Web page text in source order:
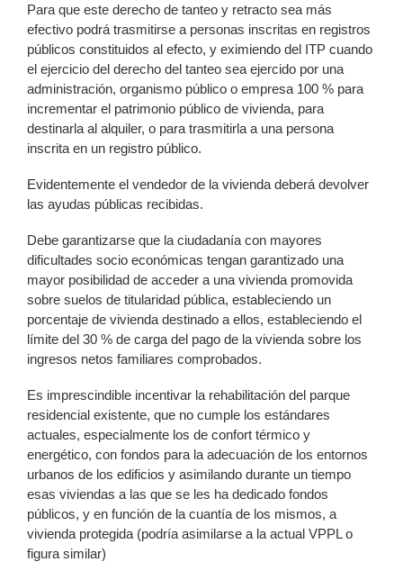
Para que este derecho de tanteo y retracto sea más
efectivo podrá trasmitirse a personas inscritas en registros
públicos constituidos al efecto, y eximiendo del ITP cuando
el ejercicio del derecho del tanteo sea ejercido por una
administración, organismo público o empresa 100 % para
incrementar el patrimonio público de vivienda, para
destinarla al alquiler, o para trasmitirla a una persona
inscrita en un registro público.
Evidentemente el vendedor de la vivienda deberá devolver
las ayudas públicas recibidas.
Debe garantizarse que la ciudadanía con mayores
dificultades socio económicas tengan garantizado una
mayor posibilidad de acceder a una vivienda promovida
sobre suelos de titularidad pública, estableciendo un
porcentaje de vivienda destinado a ellos, estableciendo el
límite del 30 % de carga del pago de la vivienda sobre los
ingresos netos familiares comprobados.
Es imprescindible incentivar la rehabilitación del parque
residencial existente, que no cumple los estándares
actuales, especialmente los de confort térmico y
energético, con fondos para la adecuación de los entornos
urbanos de los edificios y asimilando durante un tiempo
esas viviendas a las que se les ha dedicado fondos
públicos, y en función de la cuantía de los mismos, a
vivienda protegida (podría asimilarse a la actual VPPL o
figura similar)